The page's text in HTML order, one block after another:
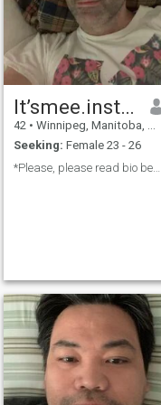
It’smee.insta.mndrzqt
42 • Winnipeg, Manitoba, Canada
Seeking: Female 23 - 26
*Please, please read bio before messaging ✌🏻